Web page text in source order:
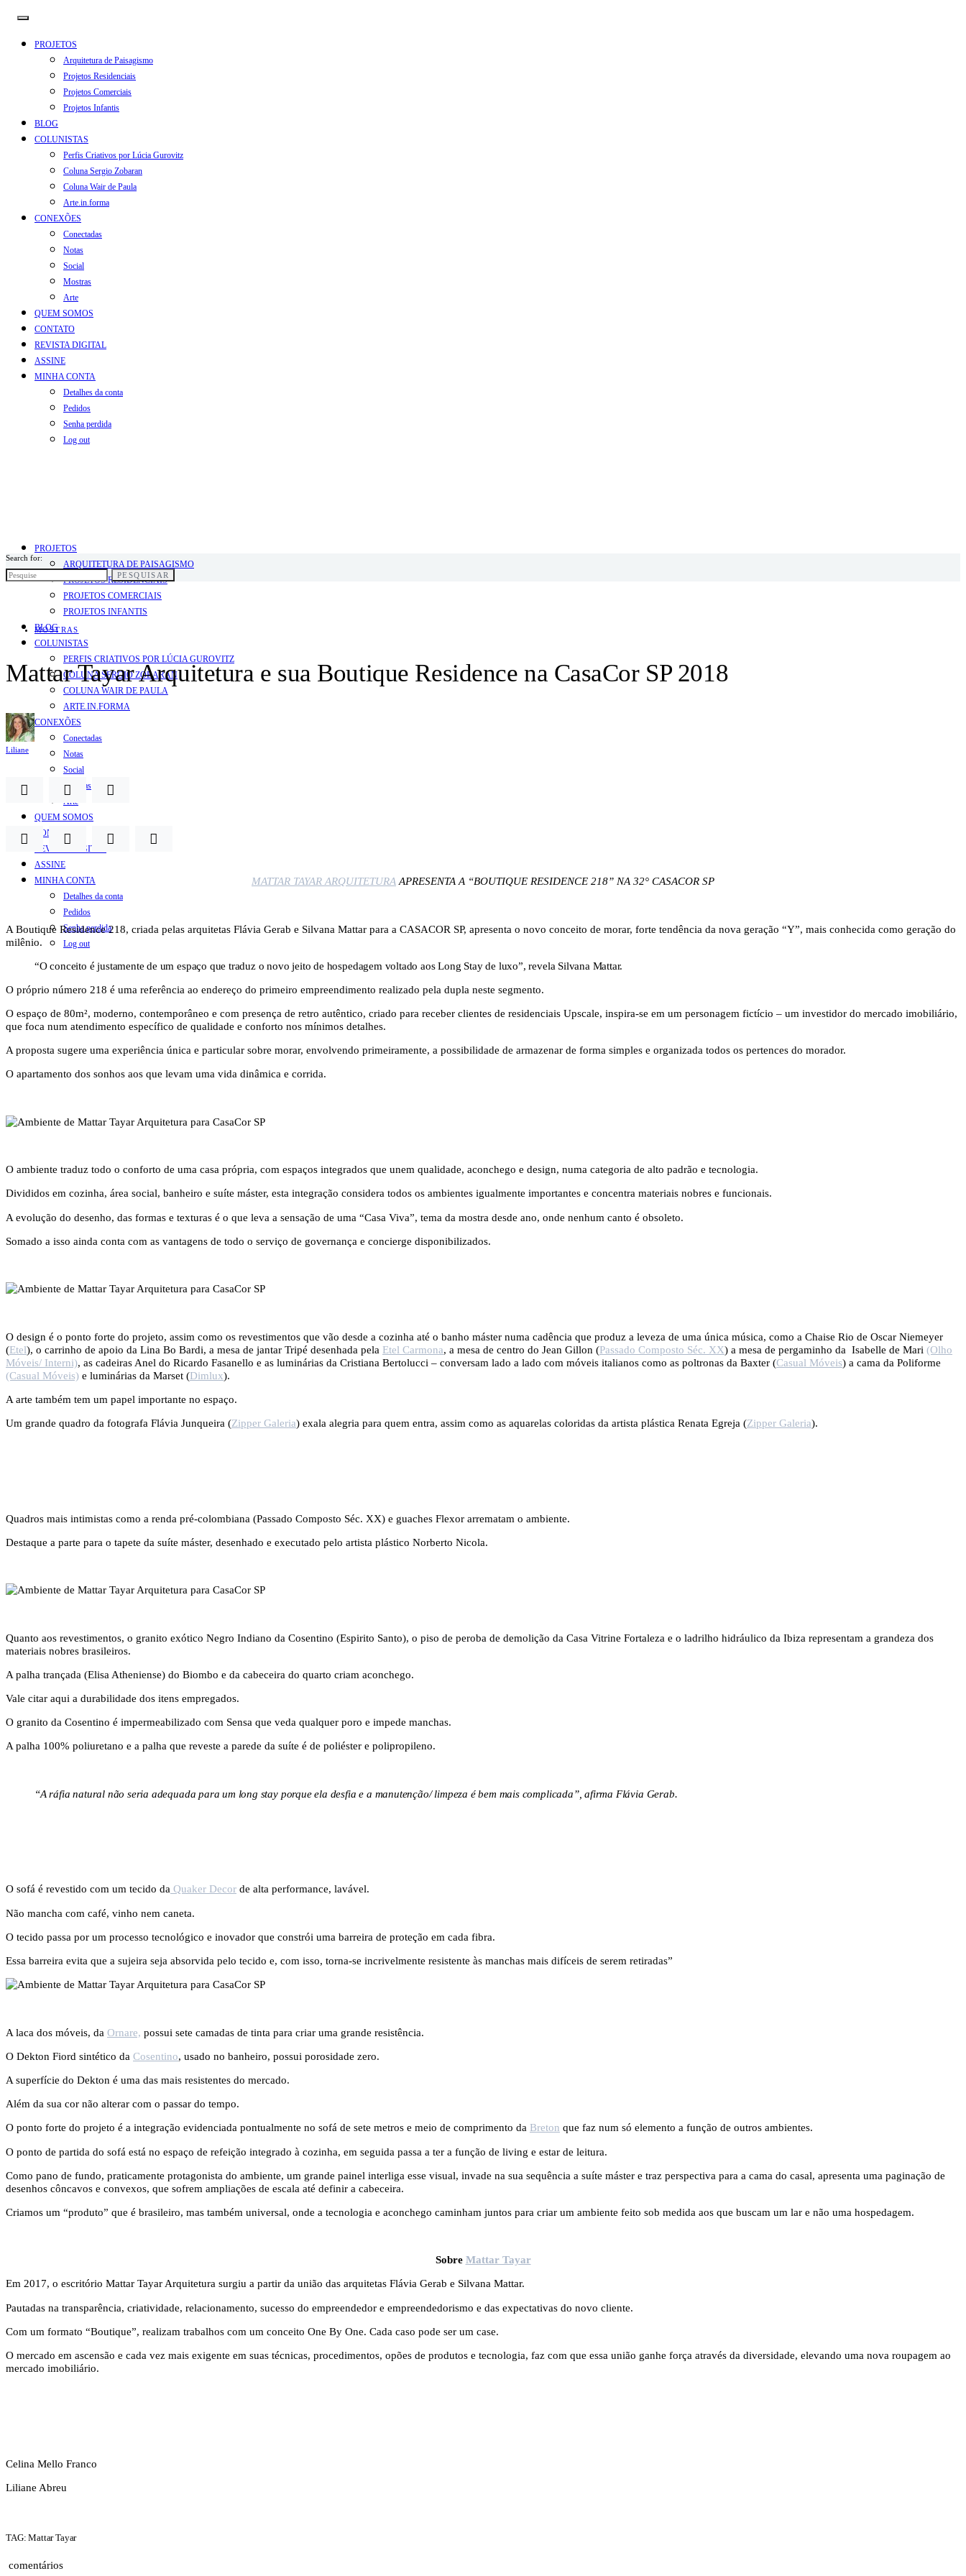
PROJETOS
Arquitetura de Paisagismo
Projetos Residenciais
Projetos Comerciais
Projetos Infantis
BLOG
COLUNISTAS
Perfis Criativos por Lúcia Gurovitz
Coluna Sergio Zobaran
Coluna Wair de Paula
Arte.in.forma
CONEXÕES
Conectadas
Notas
Social
Mostras
Arte
QUEM SOMOS
CONTATO
REVISTA DIGITAL
ASSINE
MINHA CONTA
Detalhes da conta
Pedidos
Senha perdida
Log out
PROJETOS
ARQUITETURA DE PAISAGISMO
PROJETOS RESIDENCIAIS
PROJETOS COMERCIAIS
PROJETOS INFANTIS
BLOG
COLUNISTAS
PERFIS CRIATIVOS POR LÚCIA GUROVITZ
COLUNA SERGIO ZOBARAN
COLUNA WAIR DE PAULA
ARTE.IN.FORMA
CONEXÕES
Conectadas
Notas
Social
Mostras
Arte
QUEM SOMOS
CONTATO
REVISTA DIGITAL
ASSINE
MINHA CONTA
Detalhes da conta
Pedidos
Senha perdida
Log out
Search for:
PESQUISAR
MOSTRAS
Mattar Tayar Arquitetura e sua Boutique Residence na CasaCor SP 2018
Liliane
MATTAR TAYAR ARQUITETURA APRESENTA A “BOUTIQUE RESIDENCE 218” NA 32° CASACOR SP
A Boutique Residence 218, criada pelas arquitetas Flávia Gerab e Silvana Mattar para a CASACOR SP, apresenta o novo conceito de morar, forte tendência da nova geração “Y”, mais conhecida como geração do
milênio.
“O conceito é justamente de um espaço que traduz o novo jeito de hospedagem voltado aos Long Stay de luxo”, revela Silvana Mattar.
O próprio número 218 é uma referência ao endereço do primeiro empreendimento realizado pela dupla neste segmento.
O espaço de 80m², moderno, contemporâneo e com presença de retro autêntico, criado para receber clientes de residenciais Upscale, inspira-se em um personagem fictício – um investidor do mercado imobiliário,
que foca num atendimento específico de qualidade e conforto nos mínimos detalhes.
A proposta sugere uma experiência única e particular sobre morar, envolvendo primeiramente, a possibilidade de armazenar de forma simples e organizada todos os pertences do morador.
O apartamento dos sonhos aos que levam uma vida dinâmica e corrida.
O ambiente traduz todo o conforto de uma casa própria, com espaços integrados que unem qualidade, aconchego e design, numa categoria de alto padrão e tecnologia.
Divididos em cozinha, área social, banheiro e suíte máster, esta integração considera todos os ambientes igualmente importantes e concentra materiais nobres e funcionais.
A evolução do desenho, das formas e texturas é o que leva a sensação de uma “Casa Viva”, tema da mostra desde ano, onde nenhum canto é obsoleto.
Somado a isso ainda conta com as vantagens de todo o serviço de governança e concierge disponibilizados.
O design é o ponto forte do projeto, assim como os revestimentos que vão desde a cozinha até o banho máster numa cadência que produz a leveza de uma única música, como a Chaise Rio de Oscar Niemeyer
(Etel), o carrinho de apoio da Lina Bo Bardi, a mesa de jantar Tripé desenhada pela Etel Carmona, a mesa de centro do Jean Gillon (Passado Composto Séc. XX) a mesa de pergaminho da Isabelle de Mari (Olho
Móveis/ Interni), as cadeiras Anel do Ricardo Fasanello e as luminárias da Cristiana Bertolucci – conversam lado a lado com móveis italianos como as poltronas da Baxter (Casual Móveis) a cama da Poliforme
(Casual Móveis) e luminárias da Marset (Dimlux).
A arte também tem um papel importante no espaço.
Um grande quadro da fotografa Flávia Junqueira (Zipper Galeria) exala alegria para quem entra, assim como as aquarelas coloridas da artista plástica Renata Egreja (Zipper Galeria).
Quadros mais intimistas como a renda pré-colombiana (Passado Composto Séc. XX) e guaches Flexor arrematam o ambiente.
Destaque a parte para o tapete da suíte máster, desenhado e executado pelo artista plástico Norberto Nicola.
Quanto aos revestimentos, o granito exótico Negro Indiano da Cosentino (Espirito Santo), o piso de peroba de demolição da Casa Vitrine Fortaleza e o ladrilho hidráulico da Ibiza representam a grandeza dos
materiais nobres brasileiros.
A palha trançada (Elisa Atheniense) do Biombo e da cabeceira do quarto criam aconchego.
Vale citar aqui a durabilidade dos itens empregados.
O granito da Cosentino é impermeabilizado com Sensa que veda qualquer poro e impede manchas.
A palha 100% poliuretano e a palha que reveste a parede da suíte é de poliéster e polipropileno.
“A ráfia natural não seria adequada para um long stay porque ela desfia e a manutenção/ limpeza é bem mais complicada”, afirma Flávia Gerab.
O sofá é revestido com um tecido da Quaker Decor de alta performance, lavável.
Não mancha com café, vinho nem caneta.
O tecido passa por um processo tecnológico e inovador que constrói uma barreira de proteção em cada fibra.
Essa barreira evita que a sujeira seja absorvida pelo tecido e, com isso, torna-se incrivelmente resistente às manchas mais difíceis de serem retiradas”
A laca dos móveis, da Ornare, possui sete camadas de tinta para criar uma grande resistência.
O Dekton Fiord sintético da Cosentino, usado no banheiro, possui porosidade zero.
A superfície do Dekton é uma das mais resistentes do mercado.
Além da sua cor não alterar com o passar do tempo.
O ponto forte do projeto é a integração evidenciada pontualmente no sofá de sete metros e meio de comprimento da Breton que faz num só elemento a função de outros ambientes.
O ponto de partida do sofá está no espaço de refeição integrado à cozinha, em seguida passa a ter a função de living e estar de leitura.
Como pano de fundo, praticamente protagonista do ambiente, um grande painel interliga esse visual, invade na sua sequência a suíte máster e traz perspectiva para a cama do casal, apresenta uma paginação de
desenhos côncavos e convexos, que sofrem ampliações de escala até definir a cabeceira.
Criamos um “produto” que é brasileiro, mas também universal, onde a tecnologia e aconchego caminham juntos para criar um ambiente feito sob medida aos que buscam um lar e não uma hospedagem.
Sobre Mattar Tayar
Em 2017, o escritório Mattar Tayar Arquitetura surgiu a partir da união das arquitetas Flávia Gerab e Silvana Mattar.
Pautadas na transparência, criatividade, relacionamento, sucesso do empreendedor e empreendedorismo e das expectativas do novo cliente.
Com um formato “Boutique”, realizam trabalhos com um conceito One By One. Cada caso pode ser um case.
O mercado em ascensão e cada vez mais exigente em suas técnicas, procedimentos, opões de produtos e tecnologia, faz com que essa união ganhe força através da diversidade, elevando uma nova roupagem ao
mercado imobiliário.
Celina Mello Franco
Liliane Abreu
TAG: Mattar Tayar
comentários